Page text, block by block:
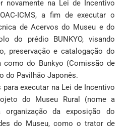
novamente na Lei de Incentivo
ICMS, a fim de executar o
de Acervos do Museu e do
do prédio BUNKYO, visando
preservação e catalogação do
como do Bunkyo (Comissão de
do Pavilhão Japonês.
para executar na Lei de Incentivo
do Museu Rural (nome a
da exposição do
do Museu, como o trator de